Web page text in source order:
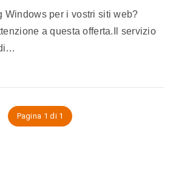
Windows per i vostri siti web?
a questa offerta.Il servizio
Pagina 1 di 1